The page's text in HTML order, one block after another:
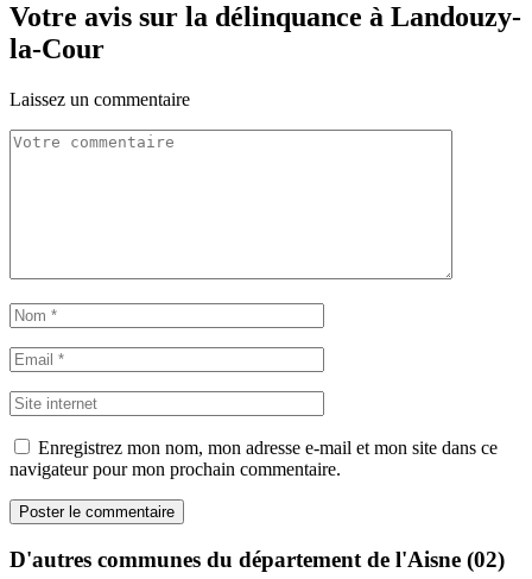
Votre avis sur la délinquance à Landouzy-
la-Cour
Laissez un commentaire
Enregistrez mon nom, mon adresse e-mail et mon site dans ce
navigateur pour mon prochain commentaire.
D'autres communes du département de l'Aisne (02)